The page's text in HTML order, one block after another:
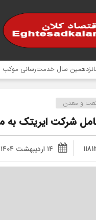
سال خدمت‌رسانی موکب امام رضا
و معدن
شرکت ایریتک به
۱۴ اردیبهشت ۱۴۰۴ - ۱۱:۵۷